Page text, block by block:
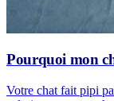
Pourquoi mon
Votre chat fait pipi